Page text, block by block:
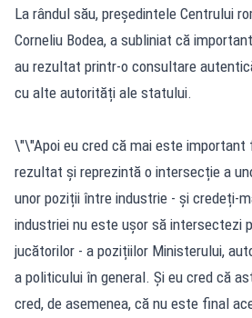
La rândul său, președintele Centrului
Corneliu Bodea, a subliniat că
au rezultat printr-o consultare
cu alte autorități ale statului.
\"\"Apoi eu cred că mai este important
rezultat și reprezintă o intersecție a
unor poziții între industrie - și credeți-
industriei nu este ușor să intersectezi
jucătorilor - a pozițiilor Ministerului,
a politicului în general. Și eu cred că
cred, de asemenea, că nu este final